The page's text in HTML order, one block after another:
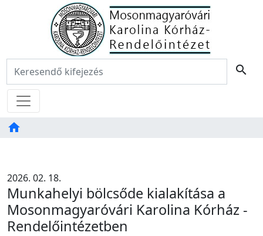
Főoldal
Keresés: search
Menü
home
TAB
2026. 02. 18.
Munkahelyi bölcsőde kialakítása a
Mosonmagyaróvári Karolina Kórház -
Rendelőintézetben